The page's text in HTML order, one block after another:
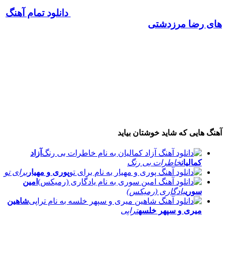
دانلود تمام آهنگ
های رضا مرزدشتی
آهنگ هایی که شاید خوشتان بیاید
آزاد
کمالیانخاطرات بی رنگ
پوری و مهیاربرای تو
امین
سورییادگاری (رمیکس)
شاهین
میری و سپهر خلسهتراپی